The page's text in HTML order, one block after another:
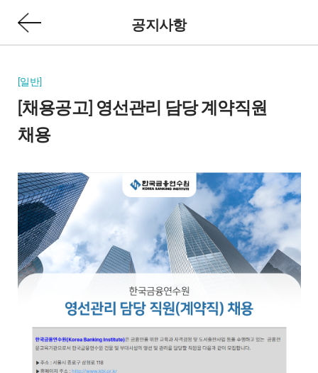
공지사항
[일반]
[채용공고] 영선관리 담당 계약직원
채용